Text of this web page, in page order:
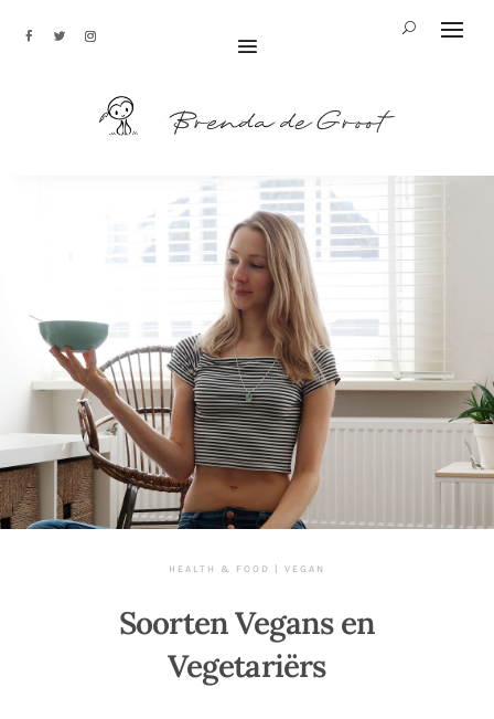
HEALTH & FOOD VEGAN
Soorten Vegans en
Vegetariërs